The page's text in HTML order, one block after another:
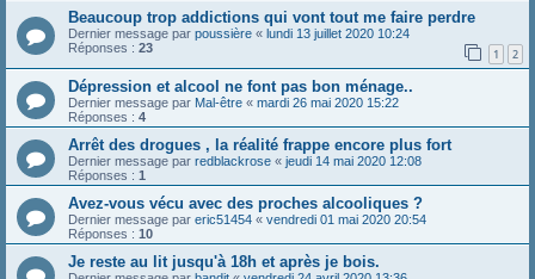
Beaucoup trop addictions qui vont tout me faire perdre
Dernier message par poussière « lundi 13 juillet 2020 10:24
Réponses : 23 1 2
Dépression et alcool ne font pas bon ménage..
Dernier message par Mal-être « mardi 26 mai 2020 15:22
Réponses : 4
Arrêt des drogues , la réalité frappe encore plus fort
Dernier message par redblackrose « jeudi 14 mai 2020 12:08
Réponses : 1
Avez-vous vécu avec des proches alcooliques ?
Dernier message par eric51454 « vendredi 01 mai 2020 20:54
Réponses : 10
Je reste au lit jusqu'à 18h et après je bois.